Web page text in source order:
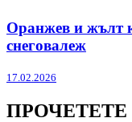
Оранжев и жълт
снеговалеж
17.02.2026